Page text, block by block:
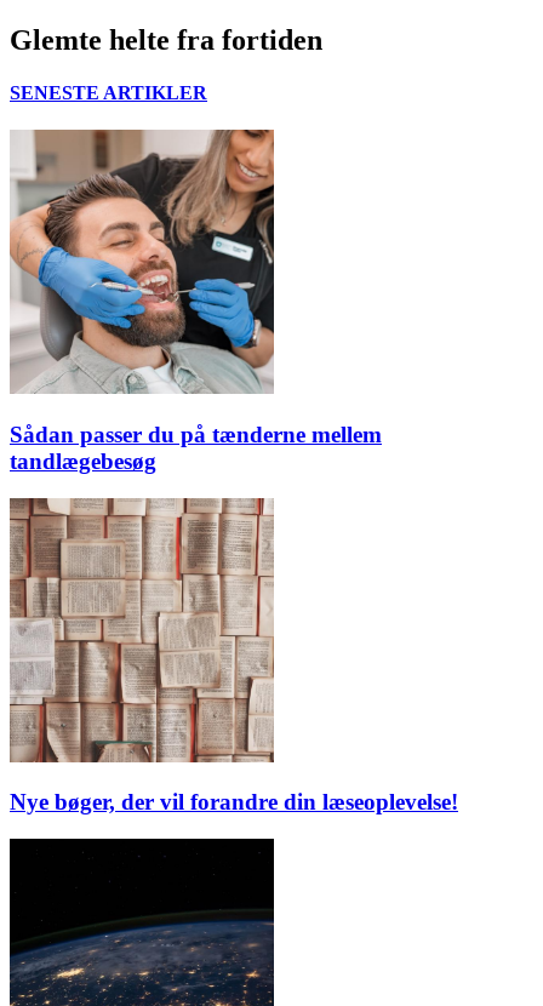
Glemte helte fra fortiden
SENESTE ARTIKLER
Sådan passer du på tænderne mellem
tandlægebesøg
Nye bøger, der vil forandre din læseoplevelse!